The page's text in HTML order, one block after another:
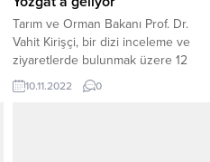
Tarım ve Orman Bakanı Prof. Dr.
Vahit Kirişçi, bir dizi inceleme ve
ziyaretlerde bulunmak üzere 12
Kasım Cumartesi günü Yozgat’a
gelecek.
10.11.2022 0